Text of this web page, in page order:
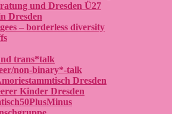
und Dresden Ü27
Dresden
– borderless diversity
trans*talk
non-binary*-talk
Dresden
Kinder Dresden